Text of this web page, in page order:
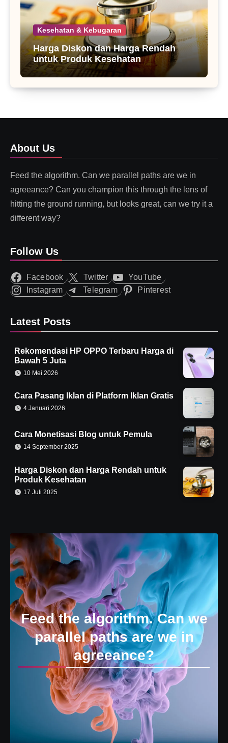
Kesehatan & Kebugaran
Harga Diskon dan Harga Rendah
untuk Produk Kesehatan
About Us
Feed the algorithm. Can we parallel paths are we in
agreeance? Can you champion this through the lens of
hitting the ground running, but looks great, can we try it a
different way?
Follow Us
Facebook Twitter
YouTube
Instagram
Telegram Pinterest
Latest Posts
Rekomendasi HP OPPO Terbaru Harga di
Bawah 5 Juta
10 Mei 2026
Cara Pasang Iklan di Platform Iklan Gratis
4 Januari 2026
Cara Monetisasi Blog untuk Pemula
14 September 2025
Harga Diskon dan Harga Rendah untuk
Produk Kesehatan
17 Juli 2025
Feed the algorithm. Can we
parallel paths are we in
agreeance?